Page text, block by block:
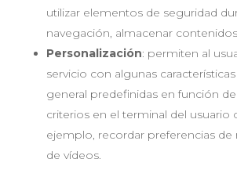
utilizar elementos de seguridad
navegación, almacenar
Personalización: permiten al
servicio con algunas
general predefinidas en función
criterios en el terminal del usuario
ejemplo, recordar preferencias
de vídeos.